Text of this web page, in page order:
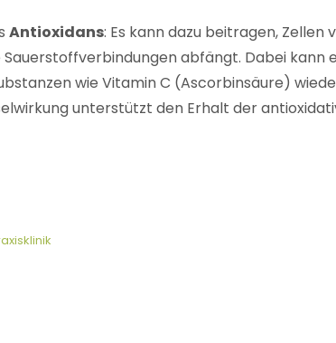
Antioxidans: Es kann dazu beitragen, Zellen
abfängt. Dabei kann
wie Vitamin C (Ascorbinsäure)
unterstützt den Erhalt der